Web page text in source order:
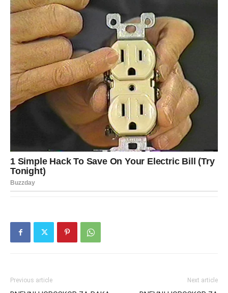
Previous article Next article